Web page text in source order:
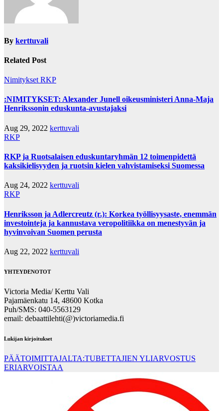
By kerttuvali
Related Post
Nimitykset RKP
:NIMITYKSET: Alexander Junell oikeusministeri Anna-Maja
Henrikssonin eduskunta-avustajaksi
Aug 29, 2022 kerttuvali
RKP
RKP ja Ruotsalaisen eduskuntaryhmän 12 toimenpidettä
kaksikielisyyden ja ruotsin kielen vahvistamiseksi Suomessa
Aug 24, 2022 kerttuvali
RKP
Henriksson ja Adlercreutz (r.): Korkea työllisyysaste, enemmän
investointeja ja kannustava veropolitiikka on menestyvän ja
hyvinvoivan Suomen perusta
Aug 22, 2022 kerttuvali
YHTEYDENOTOT
Victoria Media/ Kerttu Vali
Pajamäenkatu 14, 48600 Kotka
Puh/SMS: 040-5563129
email: debaattilehti(@)victoriamedia.fi
Lukijan kirjoitukset
PÄÄTOIMITTAJALTA:TUBETTAJIEN YLIARVOSTUS
ERIARVOISTAA